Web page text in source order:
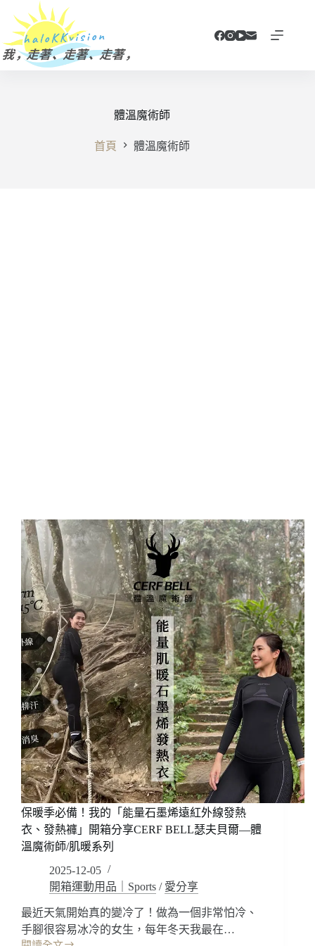
主
要
體溫魔術師
首頁 體溫魔術師
保暖季必備！我的「能量石墨烯遠紅外線發熱
衣、發熱褲」開箱分享CERF BELL瑟夫貝爾—體
溫魔術師/肌暖系列
2025-12-05
開箱運動用品｜Sports / 愛分享
最近天氣開始真的變冷了！做為一個非常怕冷、
手腳很容易冰冷的女生，每年冬天我最在…